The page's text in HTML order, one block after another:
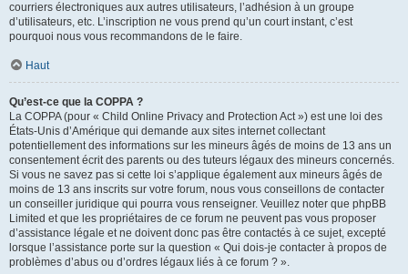
courriers électroniques aux autres utilisateurs, l’adhésion à un groupe
d’utilisateurs, etc. L’inscription ne vous prend qu’un court instant, c’est
pourquoi nous vous recommandons de le faire.
Haut
Qu’est-ce que la COPPA ?
La COPPA (pour « Child Online Privacy and Protection Act ») est une loi des
États-Unis d’Amérique qui demande aux sites internet collectant
potentiellement des informations sur les mineurs âgés de moins de 13 ans un
consentement écrit des parents ou des tuteurs légaux des mineurs concernés.
Si vous ne savez pas si cette loi s’applique également aux mineurs âgés de
moins de 13 ans inscrits sur votre forum, nous vous conseillons de contacter
un conseiller juridique qui pourra vous renseigner. Veuillez noter que phpBB
Limited et que les propriétaires de ce forum ne peuvent pas vous proposer
d’assistance légale et ne doivent donc pas être contactés à ce sujet, excepté
lorsque l’assistance porte sur la question « Qui dois-je contacter à propos de
problèmes d’abus ou d’ordres légaux liés à ce forum ? ».